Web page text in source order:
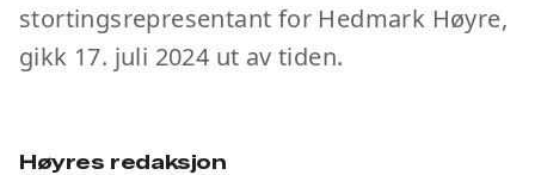
stortingsrepresentant for Hedmark Høyre,
gikk 17. juli 2024 ut av tiden.
Høyres redaksjon